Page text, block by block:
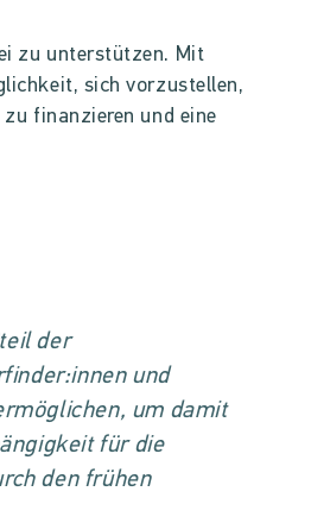
zu unterstützen. Mit
sich vorzustellen,
finanzieren und eine
der
und
um damit
für die
den frühen